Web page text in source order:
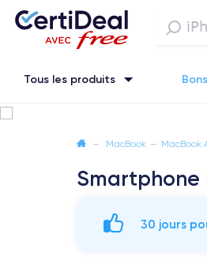
Tous les produits
— MacBook — MacBook
30 jours